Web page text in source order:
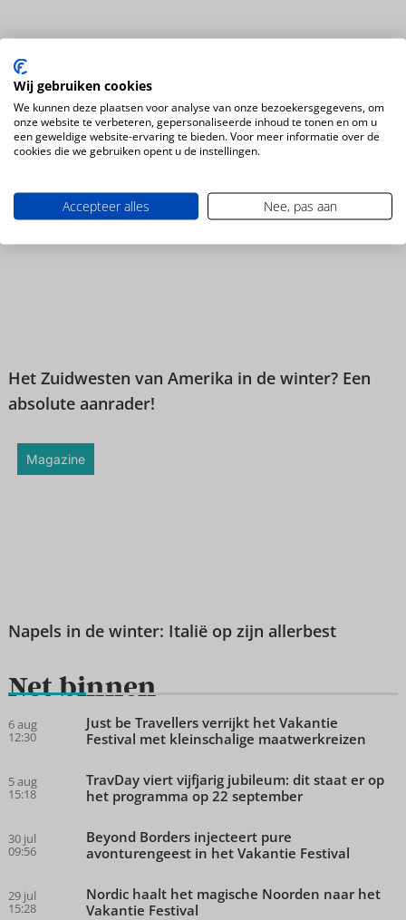
Nordic haalt het magische Noorden naar het
Vakantie Festival
Nieuws
Het Zuidwesten van Amerika in de winter? Een
absolute aanrader!
Magazine
Napels in de winter: Italië op zijn allerbest
Net binnen
6 aug
12:30
Just be Travellers verrijkt het Vakantie
Festival met kleinschalige maatwerkreizen
5 aug
15:18
TravDay viert vijfjarig jubileum: dit staat er op
het programma op 22 september
30 jul
09:56
Beyond Borders injecteert pure
avonturengeest in het Vakantie Festival
29 jul
15:28
Nordic haalt het magische Noorden naar het
Vakantie Festival
Wij gebruiken cookies
We kunnen deze plaatsen voor analyse van onze bezoekersgegevens, om
onze website te verbeteren, gepersonaliseerde inhoud te tonen en om u
een geweldige website-ervaring te bieden. Voor meer informatie over de
cookies die we gebruiken opent u de instellingen.
Accepteer alles Nee, pas aan